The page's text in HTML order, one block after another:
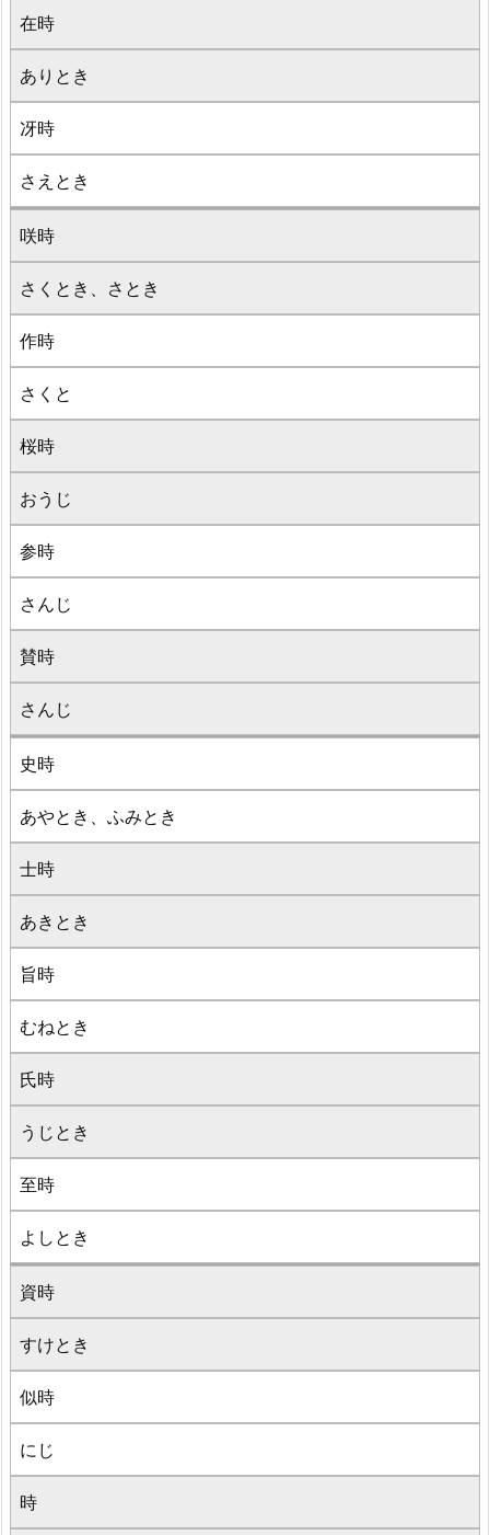
在時
ありとき
冴時
さえとき
咲時
さくとき、さとき
作時
さくと
桜時
おうじ
参時
さんじ
賛時
さんじ
史時
あやとき、ふみとき
士時
あきとき
旨時
むねとき
氏時
うじとき
至時
よしとき
資時
すけとき
似時
にじ
時